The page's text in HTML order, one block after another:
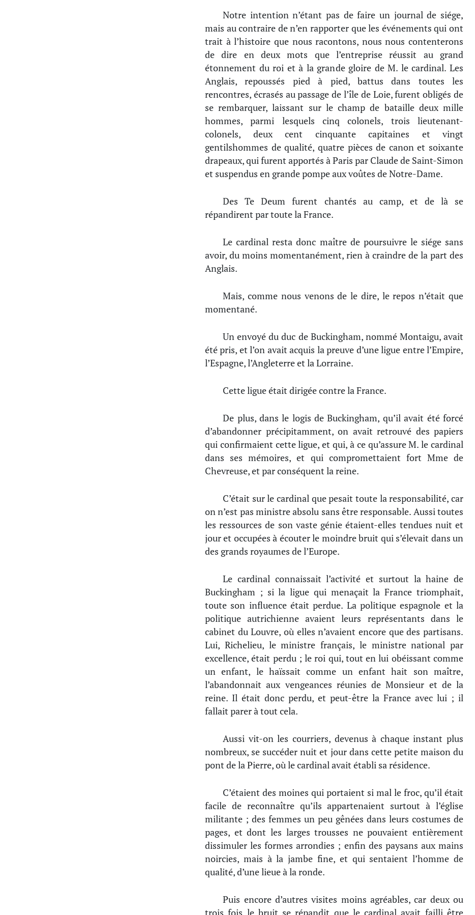
Notre intention n’étant pas de faire un journal de siége,
mais au contraire de n’en rapporter que les événements qui ont
trait à l’histoire que nous racontons, nous nous contenterons
de dire en deux mots que l’entreprise réussit au grand
étonnement du roi et à la grande gloire de M. le cardinal. Les
Anglais, repoussés pied à pied, battus dans toutes les
rencontres, écrasés au passage de l’île de Loie, furent obligés de
se rembarquer, laissant sur le champ de bataille deux mille
hommes, parmi lesquels cinq colonels, trois lieutenant-
colonels, deux cent cinquante capitaines et vingt
gentilshommes de qualité, quatre pièces de canon et soixante
drapeaux, qui furent apportés à Paris par Claude de Saint-Simon
et suspendus en grande pompe aux voûtes de Notre-Dame.
Des Te Deum furent chantés au camp, et de là se
répandirent par toute la France.
Le cardinal resta donc maître de poursuivre le siége sans
avoir, du moins momentanément, rien à craindre de la part des
Anglais.
Mais, comme nous venons de le dire, le repos n’était que
momentané.
Un envoyé du duc de Buckingham, nommé Montaigu, avait
été pris, et l’on avait acquis la preuve d’une ligue entre l’Empire,
l’Espagne, l’Angleterre et la Lorraine.
Cette ligue était dirigée contre la France.
De plus, dans le logis de Buckingham, qu’il avait été forcé
d’abandonner précipitamment, on avait retrouvé des papiers
qui confirmaient cette ligue, et qui, à ce qu’assure M. le cardinal
dans ses mémoires, et qui compromettaient fort Mme de
Chevreuse, et par conséquent la reine.
C’était sur le cardinal que pesait toute la responsabilité, car
on n’est pas ministre absolu sans être responsable. Aussi toutes
les ressources de son vaste génie étaient-elles tendues nuit et
jour et occupées à écouter le moindre bruit qui s’élevait dans un
des grands royaumes de l’Europe.
Le cardinal connaissait l’activité et surtout la haine de
Buckingham ; si la ligue qui menaçait la France triomphait,
toute son influence était perdue. La politique espagnole et la
politique autrichienne avaient leurs représentants dans le
cabinet du Louvre, où elles n’avaient encore que des partisans.
Lui, Richelieu, le ministre français, le ministre national par
excellence, était perdu ; le roi qui, tout en lui obéissant comme
un enfant, le haïssait comme un enfant hait son maître,
l’abandonnait aux vengeances réunies de Monsieur et de la
reine. Il était donc perdu, et peut-être la France avec lui ; il
fallait parer à tout cela.
Aussi vit-on les courriers, devenus à chaque instant plus
nombreux, se succéder nuit et jour dans cette petite maison du
pont de la Pierre, où le cardinal avait établi sa résidence.
C’étaient des moines qui portaient si mal le froc, qu’il était
facile de reconnaître qu’ils appartenaient surtout à l’église
militante ; des femmes un peu gênées dans leurs costumes de
pages, et dont les larges trousses ne pouvaient entièrement
dissimuler les formes arrondies ; enfin des paysans aux mains
noircies, mais à la jambe fine, et qui sentaient l’homme de
qualité, d’une lieue à la ronde.
Puis encore d’autres visites moins agréables, car deux ou